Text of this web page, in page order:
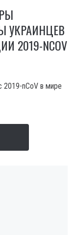
УКРАИНЦЕВ
2019-NCOV
2019-nCoV в мире